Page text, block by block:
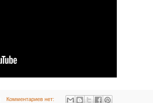
Комментариев нет: